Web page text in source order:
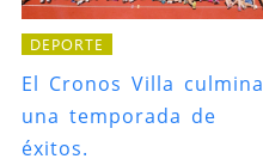
DEPORTE
El Cronos Villa culmina
una temporada de
éxitos.